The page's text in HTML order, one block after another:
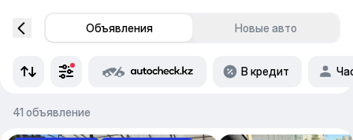
Объявления Новые авто
В кредит
41 объявление